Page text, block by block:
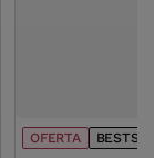
OFERTA